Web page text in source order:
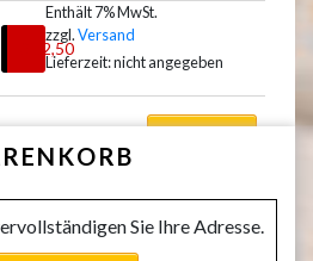
12,50
Enthält 7% MwSt.
zzgl.Versand
Lieferzeit: nicht angegeben
Sie Ihre Adresse.